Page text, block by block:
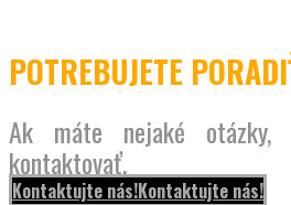
POTREBUJETE
Ak máte nejaké otázky,
kontaktovať.
Kontaktujte nás!Kontaktujte nás!